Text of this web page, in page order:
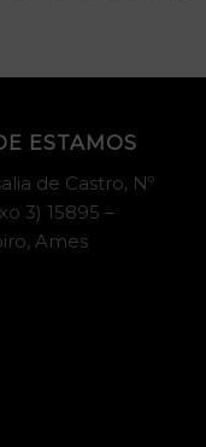
ESTAMOS
de Castro, Nº
3) 15895 –
Ames